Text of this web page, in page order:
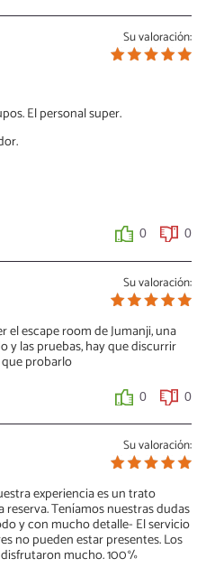
Su valoración:
El personal super.
0 0
Su valoración:
el escape room de Jumanji, una
y las pruebas, hay que discurrir
probarlo
0 0
Su valoración:
experiencia es un trato
Teníamos nuestras dudas
y con mucho detalle- El servicio
no pueden estar presentes. Los
mucho. 100%